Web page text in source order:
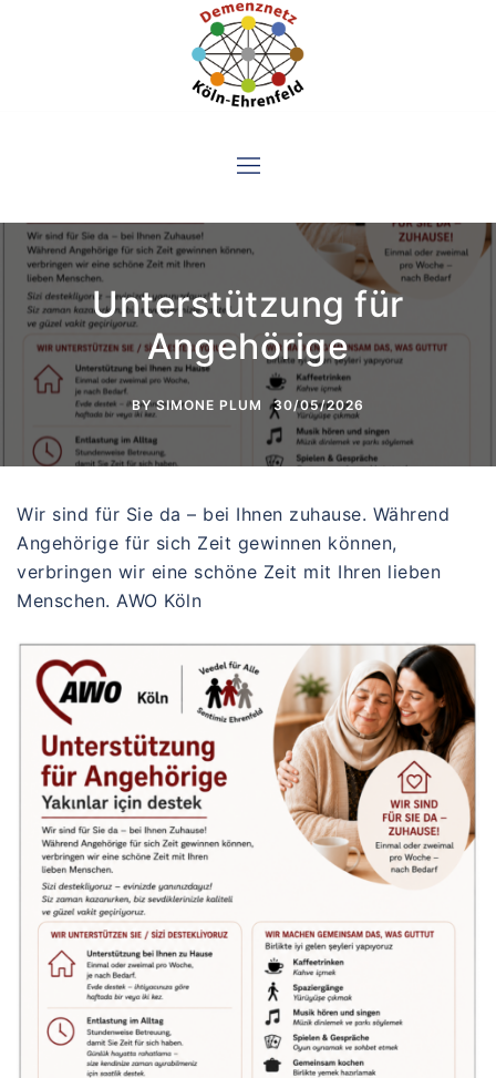
Unterstützung für
Angehörige
BYSIMONE PLUM 30/05/2026
Wir sind für Sie da – bei Ihnen zuhause. Während
Angehörige für sich Zeit gewinnen können,
verbringen wir eine schöne Zeit mit Ihren lieben
Menschen. AWO Köln